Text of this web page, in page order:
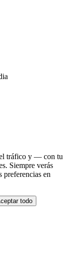
el tráfico y — con tu
Siempre verás
preferencias en
todo